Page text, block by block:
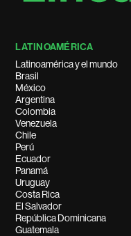
LATINOAMÉRICA
Latinoamérica y el mundo
Brasil
México
Argentina
Colombia
Venezuela
Chile
Perú
Ecuador
Panamá
Uruguay
Costa Rica
El Salvador
República Dominicana
Guatemala